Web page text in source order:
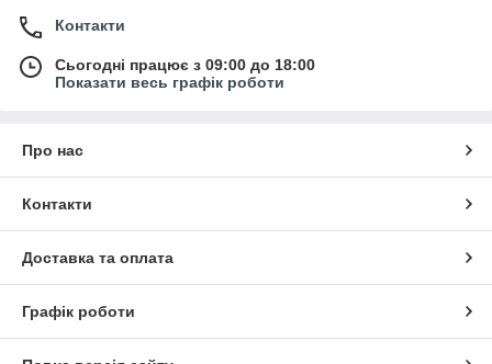
Контакти
Сьогодні працює з 09:00 до 18:00
Показати весь графік роботи
Про нас
Контакти
Доставка та оплата
Графік роботи